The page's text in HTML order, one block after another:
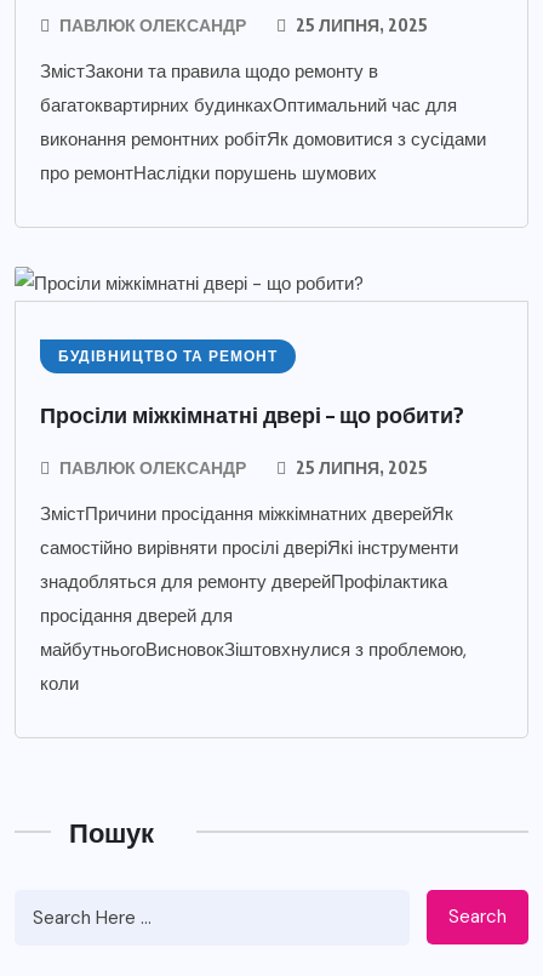
ПАВЛЮК ОЛЕКСАНДР 25 ЛИПНЯ, 2025
ЗмістЗакони та правила щодо ремонту в
багатоквартирних будинкахОптимальний час для
виконання ремонтних робітЯк домовитися з сусідами
про ремонтНаслідки порушень шумових
БУДІВНИЦТВО ТА РЕМОНТ
Просіли міжкімнатні двері – що робити?
ПАВЛЮК ОЛЕКСАНДР 25 ЛИПНЯ, 2025
ЗмістПричини просідання міжкімнатних дверейЯк
самостійно вирівняти просілі дверіЯкі інструменти
знадобляться для ремонту дверейПрофілактика
просідання дверей для
майбутньогоВисновокЗіштовхнулися з проблемою,
коли
Пошук
Search